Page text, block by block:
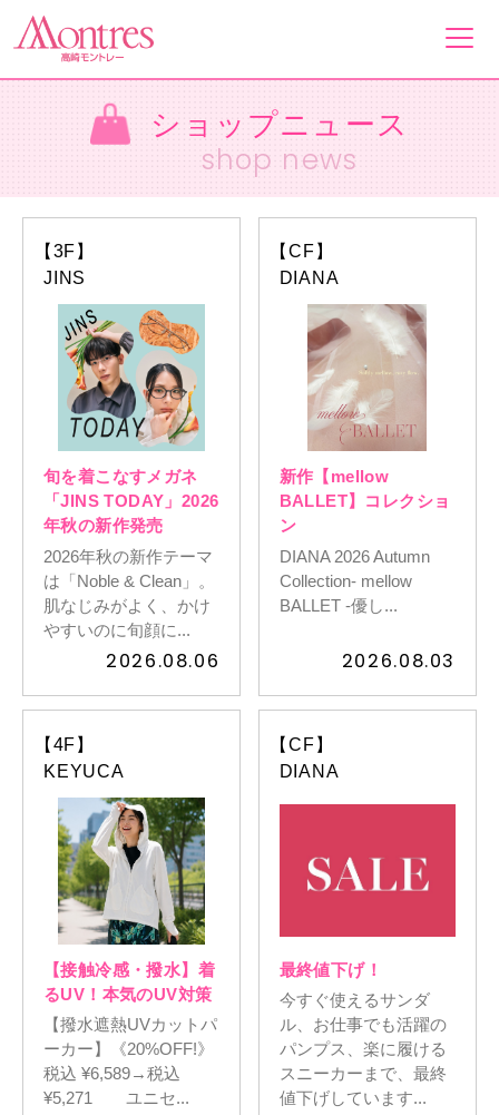
フロアガイド
ショップ一覧
イベント&ニュース
ショップニュース
営業案内・アクセス
採用情報
イベントスケジュール
よくある質問
出店募集
Select Language ▼
会社情報
ショップニュース
shop news
【3F】
JINS
旬を着こなすメガネ
「JINS TODAY」2026
年秋の新作発売
2026年秋の新作テーマ
は「Noble & Clean」。
肌なじみがよく、かけ
やすいのに旬顔に...
2026.08.06
【CF】
DIANA
新作【mellow
BALLET】コレクショ
ン
DIANA 2026 Autumn
Collection- mellow
BALLET -優し...
2026.08.03
【4F】
KEYUCA
【接触冷感・撥水】着
るUV！本気のUV対策
【撥水遮熱UVカットパ
ーカー】《20%OFF!》
税込 ¥6,589→税込
¥5,271 ユニセ...
【CF】
DIANA
最終値下げ！
今すぐ使えるサンダ
ル、お仕事でも活躍の
パンプス、楽に履ける
スニーカーまで、最終
値下げしています...